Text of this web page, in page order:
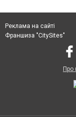
Реклама на сайті
Франшиза "CitySites"
Про